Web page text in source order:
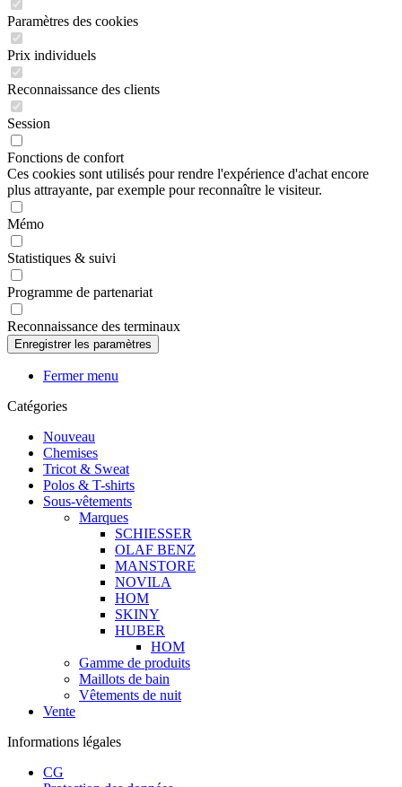
Paramètres des cookies
Prix individuels
Reconnaissance des clients
Session
Fonctions de confort
Ces cookies sont utilisés pour rendre l'expérience d'achat encore
plus attrayante, par exemple pour reconnaître le visiteur.
Mémo
Statistiques & suivi
Programme de partenariat
Reconnaissance des terminaux
Fermer menu
Catégories
Nouveau
Chemises
Tricot & Sweat
Polos & T-shirts
Sous-vêtements
Marques
SCHIESSER
OLAF BENZ
MANSTORE
NOVILA
HOM
SKINY
HUBER
HOM
Gamme de produits
Maillots de bain
Vêtements de nuit
Vente
Informations légales
CG